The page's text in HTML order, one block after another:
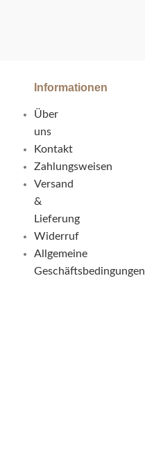
Informationen
Über
uns
Kontakt
Zahlungsweisen
Versand
&
Lieferung
Widerruf
Allgemeine
Geschäftsbedingungen